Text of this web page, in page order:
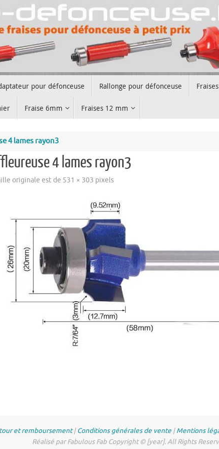
pour défonceuse Rallonge pour défonceuse
Fraise 6mm Fraises 12 mm
4 lames rayon3
4 lames rayon3
originale est de 531 × 303 pixels
et remboursement|Conditions générales de vente|Mentions
Réalisé par Fabulous Fab Copyright © [year]. All Rights